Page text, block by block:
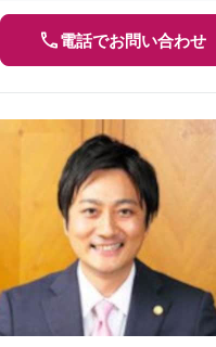
電話でお問い合わせ